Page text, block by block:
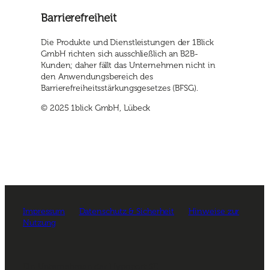
Barrierefreiheit
Die Produkte und Dienstleistungen der 1Blick
GmbH richten sich ausschließlich an B2B-
Kunden; daher fällt das Unternehmen nicht in
den Anwendungsbereich des
Barrierefreiheitsstärkungsgesetzes (BFSG).
© 2025 1blick GmbH, Lübeck
Impressum Datenschutz & Sicherheit
Hinweise zur
Nutzung